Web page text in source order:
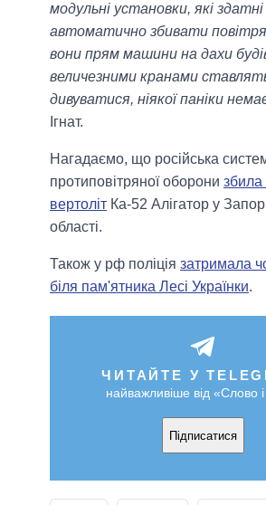
модульні установки, які здатні
автоматично збивати
вони прям машини на дахи
величезними кранами
дивуватися, ніякої паніки
Ігнат.
Нагадаємо, що російська
протиповітряної оборони збила
вертоліт Ка-52 Алігатор у
області.
Також у рф поліція затримала
біля пам'ятника Лесі Українки.
ЧИТАЙТЕ У
найважливіше від «Слово і
Підписатися